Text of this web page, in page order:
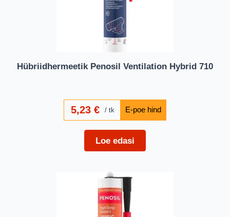
Hübriidhermeetik Penosil Ventilation Hybrid 710
5,23€ tk
Loe edasi